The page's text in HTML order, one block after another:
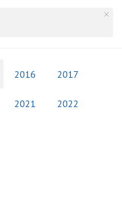
2016 2017
2021 2022